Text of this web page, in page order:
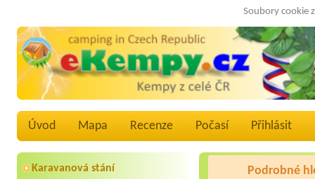
Soubory cookie
Úvod Mapa Recenze Počasí Přihlásit
Karavanová stání
Podrobné